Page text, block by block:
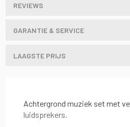
REVIEWS
GARANTIE & SERVICE
LAAGSTE PRIJS
Achtergrond muziek set met
luidsprekers.